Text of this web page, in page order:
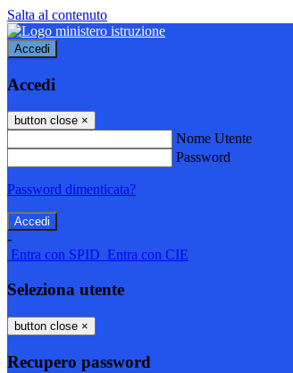
Salta al contenuto
Accedi
Accedi
button close ×
Nome Utente
Password
Password dimenticata?
-
Entra con SPID Entra con CIE
Seleziona utente
button close ×
Recupero password